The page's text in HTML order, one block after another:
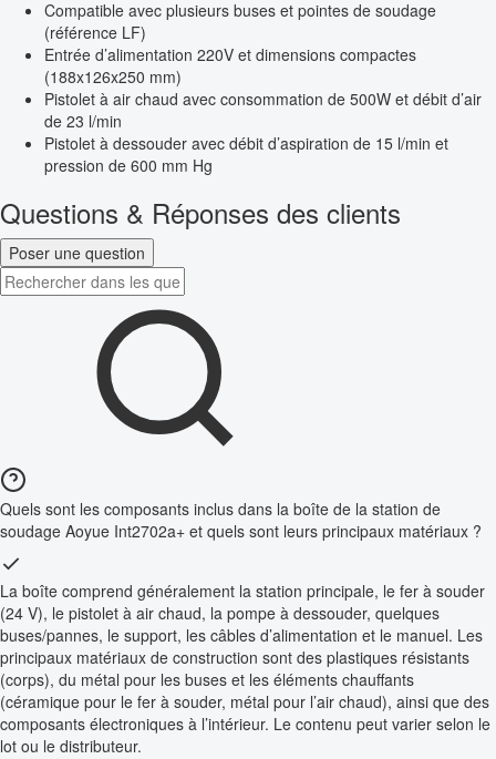
Compatible avec plusieurs buses et pointes de soudage
(référence LF)
Entrée d’alimentation 220V et dimensions compactes
(188x126x250 mm)
Pistolet à air chaud avec consommation de 500W et débit d’air
de 23 l/min
Pistolet à dessouder avec débit d’aspiration de 15 l/min et
pression de 600 mm Hg
Questions & Réponses des clients
Poser une question
Quels sont les composants inclus dans la boîte de la station de
soudage Aoyue Int2702a+ et quels sont leurs principaux matériaux ?
La boîte comprend généralement la station principale, le fer à souder
(24 V), le pistolet à air chaud, la pompe à dessouder, quelques
buses/pannes, le support, les câbles d’alimentation et le manuel. Les
principaux matériaux de construction sont des plastiques résistants
(corps), du métal pour les buses et les éléments chauffants
(céramique pour le fer à souder, métal pour l’air chaud), ainsi que des
composants électroniques à l’intérieur. Le contenu peut varier selon le
lot ou le distributeur.